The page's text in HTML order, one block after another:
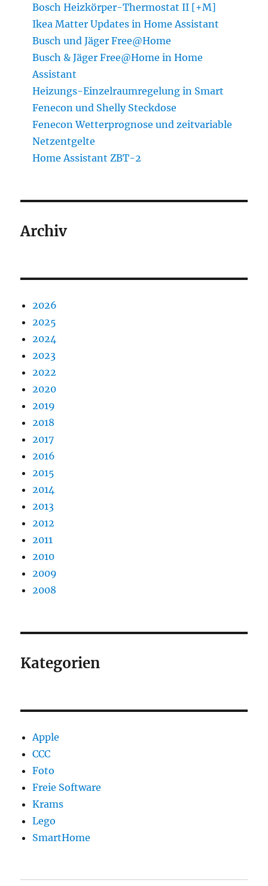
Bosch Heizkörper-Thermostat II [+M]
Ikea Matter Updates in Home Assistant
Busch und Jäger Free@Home
Busch & Jäger Free@Home in Home
Assistant
Heizungs-Einzelraumregelung in Smart
Fenecon und Shelly Steckdose
Fenecon Wetterprognose und zeitvariable
Netzentgelte
Home Assistant ZBT-2
Archiv
2026
2025
2024
2023
2022
2020
2019
2018
2017
2016
2015
2014
2013
2012
2011
2010
2009
2008
Kategorien
Apple
CCC
Foto
Freie Software
Krams
Lego
SmartHome